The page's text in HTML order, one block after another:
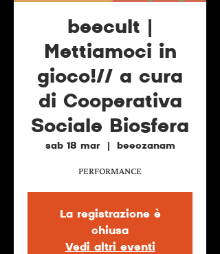
beecult |
Mettiamoci in
gioco!// a cura
di Cooperativa
Sociale Biosfera
sab 18 mar
  |
beeozanam
PERFORMANCE
La registrazione è
chiusa
Vedi altri eventi